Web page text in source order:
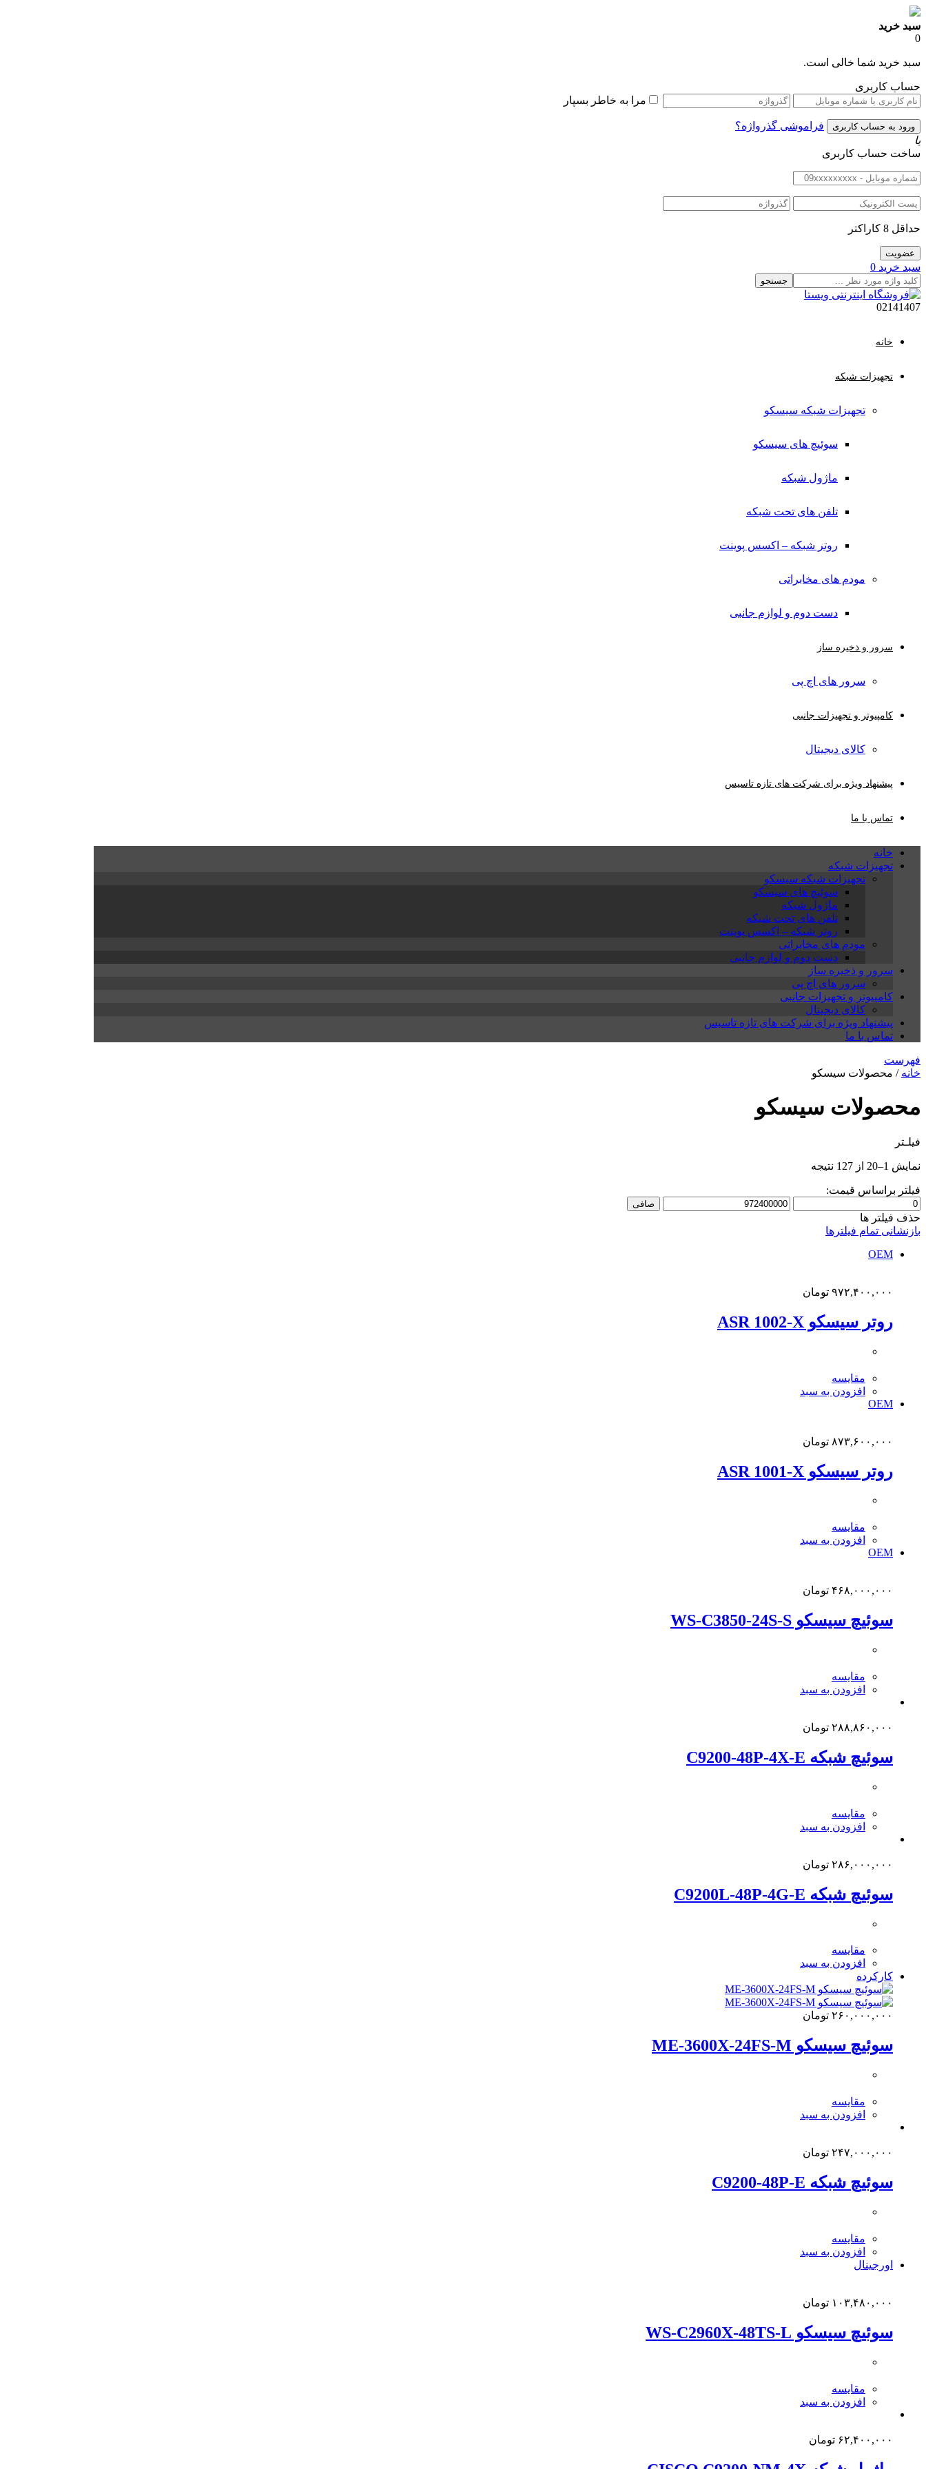
سبد خرید
0
سبد خرید شما خالی است.
حساب کاربری
مرا به خاطر بسپار
فراموشی گذرواژه؟
یا
ساخت حساب کاربری
حداقل 8 کاراکتر
سبد خرید 0
جستجو
02141407
خانه
تجهیزات شبکه
تجهیزات شبکه سیسکو
سوئیچ های سیسکو
ماژول شبکه
تلفن های تحت شبکه
روتر شبکه – اکسس پوینت
مودم های مخابراتی
دست دوم و لوازم جانبی
سرور و ذخیره ساز
سرور های اچ پی
کامپیوتر و تجهیزات جانبی
کالای دیجیتال
پیشنهاد ویژه برای شرکت های تازه تاسیس
تماس با ما
خانه
تجهیزات شبکه
تجهیزات شبکه سیسکو
سوئیچ های سیسکو
ماژول شبکه
تلفن های تحت شبکه
روتر شبکه – اکسس پوینت
مودم های مخابراتی
دست دوم و لوازم جانبی
سرور و ذخیره ساز
سرور های اچ پی
کامپیوتر و تجهیزات جانبی
کالای دیجیتال
پیشنهاد ویژه برای شرکت های تازه تاسیس
تماس با ما
فهرست
خانه / محصولات سیسکو
محصولات سیسکو
فیلـتر
نمایش 1–20 از 127 نتیجه
to
فیلتر براساس قیمت:
حداقل
قیمت
حداكثر
صافی
حذف فیلتر ها
بازنشانی تمام فیلترها
OEM
۹۷۲,۴۰۰,۰۰۰ تومان
روتر سیسکو ASR 1002-X
مقایسه
افزودن به سبد
OEM
۸۷۳,۶۰۰,۰۰۰ تومان
روتر سیسکو ASR 1001-X
مقایسه
افزودن به سبد
OEM
۴۶۸,۰۰۰,۰۰۰ تومان
سوئیچ سیسکو WS-C3850-24S-S
مقایسه
افزودن به سبد
۲۸۸,۸۶۰,۰۰۰ تومان
سوئیچ شبکه C9200-48P-4X-E
مقایسه
افزودن به سبد
۲۸۶,۰۰۰,۰۰۰ تومان
سوئیچ شبکه C9200L-48P-4G-E
مقایسه
افزودن به سبد
کارکرده
۲۶۰,۰۰۰,۰۰۰ تومان
سوئیچ سیسکو ME-3600X-24FS-M
مقایسه
افزودن به سبد
۲۴۷,۰۰۰,۰۰۰ تومان
سوئیچ شبکه C9200-48P-E
مقایسه
افزودن به سبد
اورجینال
۱۰۳,۴۸۰,۰۰۰ تومان
سوئیچ سیسکو WS-C2960X-48TS-L
مقایسه
افزودن به سبد
۶۲,۴۰۰,۰۰۰ تومان